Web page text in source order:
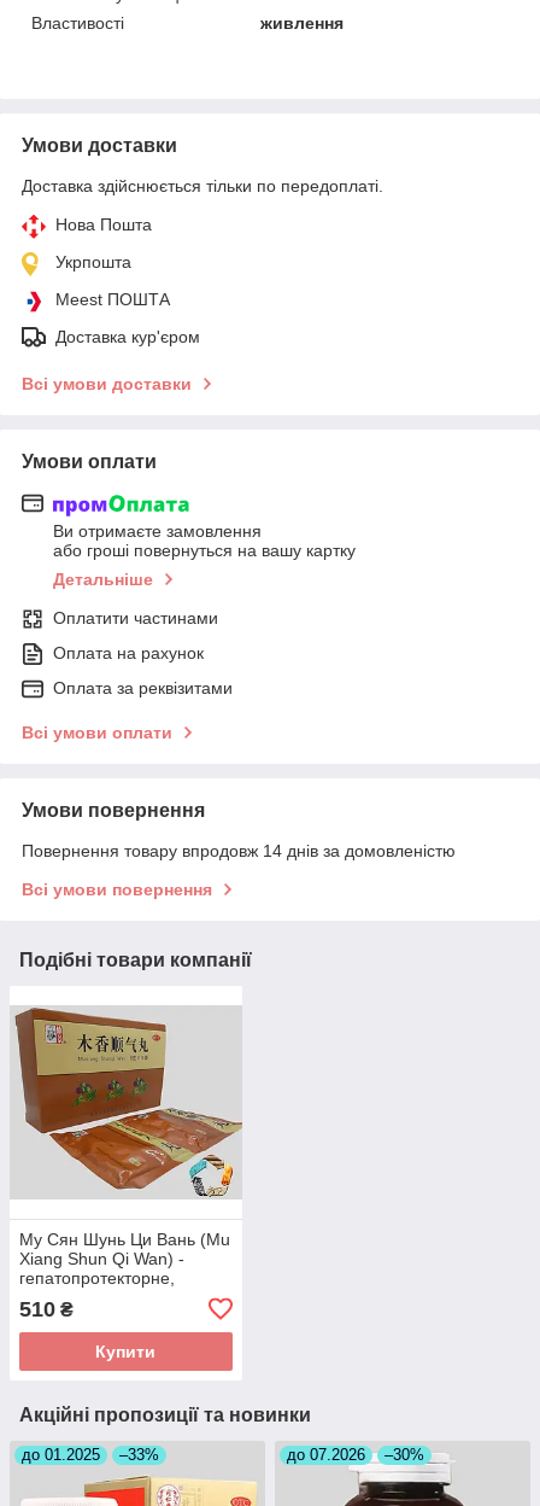
Властивості
живлення
Умови доставки
Доставка здійснюється тільки по передоплаті.
Нова Пошта
Укрпошта
Meest ПОШТА
Доставка кур'єром
Всі умови доставки
Умови оплати
Ви отримаєте замовлення
або гроші повернуться на вашу картку
Детальніше
Оплатити частинами
Оплата на рахунок
Оплата за реквізитами
Всі умови оплати
Умови повернення
Повернення товару впродовж 14 днів за домовленістю
Всі умови повернення
Подібні товари компанії
Му Сян Шунь Ци Вань (Mu
Xiang Shun Qi Wan) -
гепатопротекторне,
510 ₴
Купити
Акційні пропозиції та новинки
до 01.2025 –33% до 07.2026 –30%